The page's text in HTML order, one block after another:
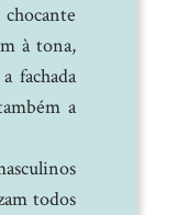
à tona,
fachada
a
todos